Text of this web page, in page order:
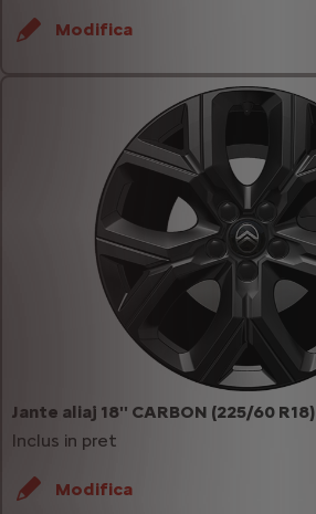
Modifica
Jante aliaj 18'' CARBON (225/60 R18)
Inclus in pret
Modifica